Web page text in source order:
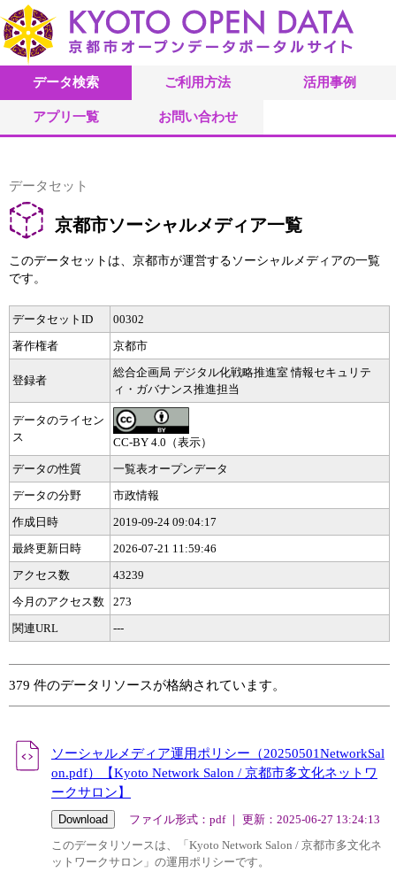
データ検索 ご利用方法 活用事例
アプリ一覧 お問い合わせ
データセット
京都市ソーシャルメディア一覧
このデータセットは、京都市が運営するソーシャルメディアの一覧
です。
データセットID
00302
著作権者
京都市
登録者
総合企画局 デジタル化戦略推進室 情報セキュリテ
ィ・ガバナンス推進担当
データのライセン
ス
CC-BY 4.0（表示）
データの性質
一覧表オープンデータ
データの分野
市政情報
作成日時
2019-09-24 09:04:17
最終更新日時
2026-07-21 11:59:46
アクセス数
43239
今月のアクセス数
273
関連URL
---
379 件のデータリソースが格納されています。
ソーシャルメディア運用ポリシー（20250501NetworkSal
on.pdf）【Kyoto Network Salon / 京都市多文化ネットワ
ークサロン】
ファイル形式：pdf ｜ 更新：2025-06-27 13:24:13
このデータリソースは、「Kyoto Network Salon / 京都市多文化ネ
ットワークサロン」の運用ポリシーです。